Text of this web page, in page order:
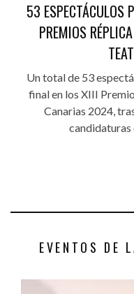
53 ESPECTÁCULOS
PREMIOS
Un total de 53
final en los XIII
Canarias 2024,
candidaturas
EVENTOS DE